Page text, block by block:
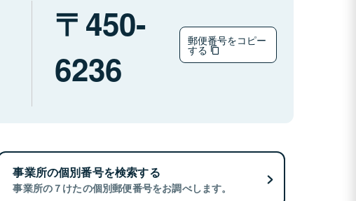
450-
6236
郵便番号をコピー
する
事業所の個別番号を検索する
事業所の７けたの個別郵便番号をお調べします。